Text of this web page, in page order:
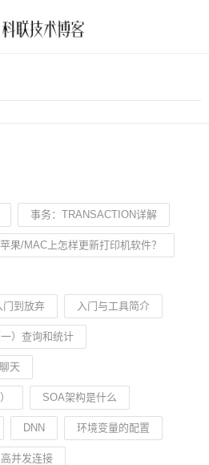
事务：TRANSACTION详解
果/MAC上怎样更新打印机软件？
到放弃 入门与工具简介
）查询和统计
天
SOA架构是什么
DNN 环境变量的配置
并发连接